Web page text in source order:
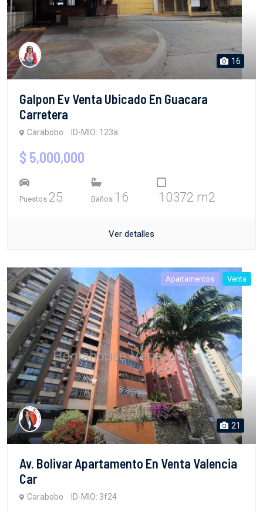
16
Galpon Ev Venta Ubicado En Guacara
Carretera
Carabobo ID-MIO: 123a
$ 5,000,000
Puestos 25 Baños 16 10372 m2
Ver detalles
Apartamentos Venta
21
Av. Bolivar Apartamento En Venta Valencia
Car
Carabobo ID-MIO: 3f24